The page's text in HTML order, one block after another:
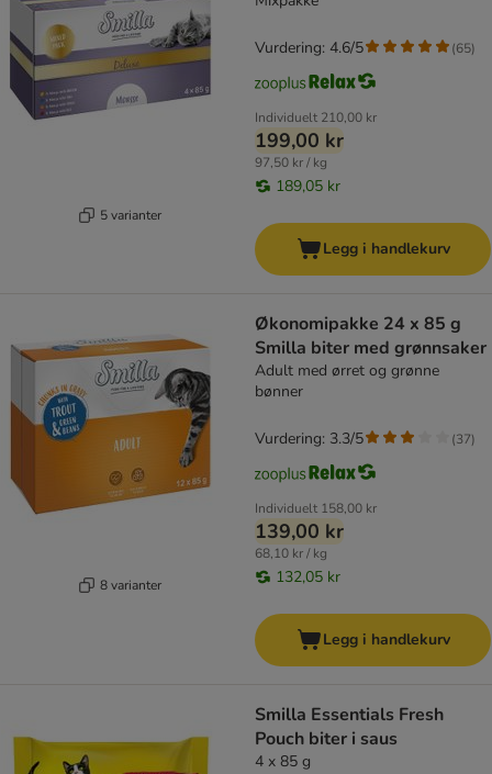
5 varianter
Individuelt 210,00 kr
199,00 kr
97,50 kr / kg
189,05 kr
Vurdering: 4.6/5 (65)
Legg i handlekurv
8 varianter
Økonomipakke 24 x 85 g
Smilla biter med grønnsaker
Adult med ørret og grønne
bønner
Individuelt 158,00 kr
139,00 kr
68,10 kr / kg
132,05 kr
Vurdering: 3.3/5 (37)
Legg i handlekurv
Smilla Essentials Fresh
Pouch biter i saus
4 x 85 g